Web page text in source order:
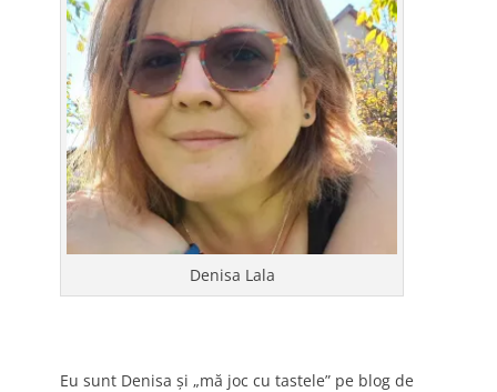
Denisa Lala
Eu sunt Denisa și „mă joc cu tastele” pe blog de